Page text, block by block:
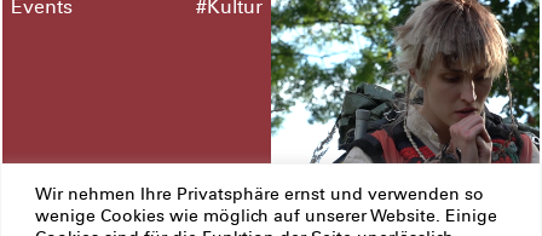
Wir nehmen Ihre Privatsphäre ernst und verwenden so
wenige Cookies wie möglich auf unserer Website. Einige
Events #Kultur
12. Juni – 13. September
2026